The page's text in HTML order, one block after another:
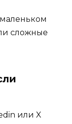
сложные
или X